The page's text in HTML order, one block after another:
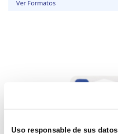
Uso responsable de sus datos
Ver Formatos